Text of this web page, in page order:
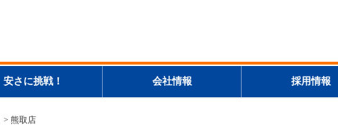
安さに挑戦！ 会社情報 採用情報
> 熊取店